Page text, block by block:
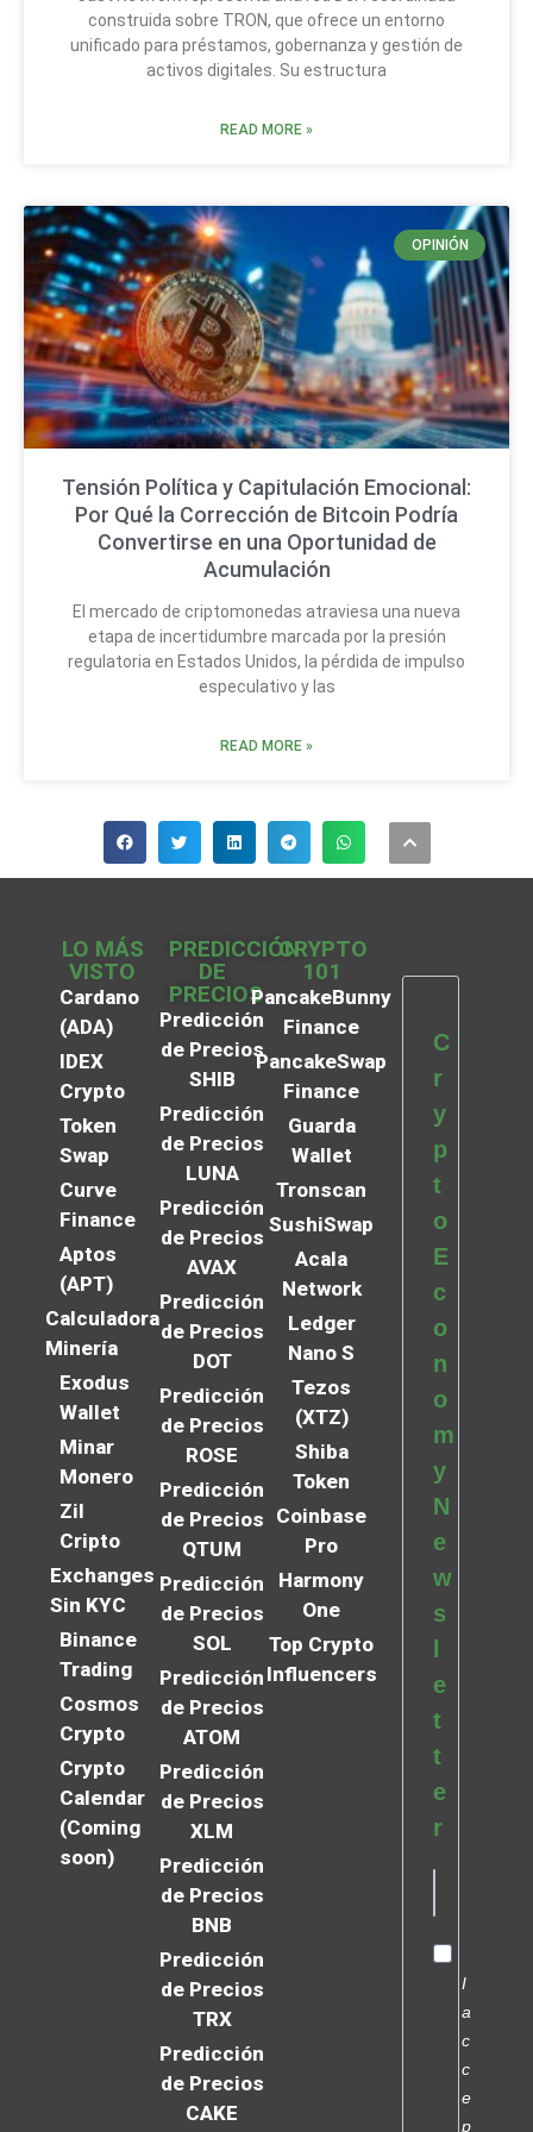
construida sobre TRON, que ofrece un entorno
unificado para préstamos, gobernanza y gestión de
activos digitales. Su estructura
READ MORE »
OPINIÓN
Tensión Política y Capitulación Emocional:
Por Qué la Corrección de Bitcoin Podría
Convertirse en una Oportunidad de
Acumulación
El mercado de criptomonedas atraviesa una nueva
etapa de incertidumbre marcada por la presión
regulatoria en Estados Unidos, la pérdida de impulso
especulativo y las
READ MORE »
LO MÁS
VISTO
Cardano
(ADA)
IDEX
Crypto
Token
Swap
Curve
Finance
Aptos
(APT)
Calculadora
Minería
Exodus
Wallet
Minar
Monero
Zil
Cripto
Exchanges
Sin KYC
Binance
Trading
Cosmos
Crypto
Crypto
Calendar
(Coming
soon)
PREDICCIÓN
DE
PRECIOS
Predicción
de Precios
SHIB
Predicción
de Precios
LUNA
Predicción
de Precios
AVAX
Predicción
de Precios
DOT
Predicción
de Precios
ROSE
Predicción
de Precios
QTUM
Predicción
de Precios
SOL
Predicción
de Precios
ATOM
Predicción
de Precios
XLM
Predicción
de Precios
BNB
Predicción
de Precios
TRX
Predicción
de Precios
CAKE
CRYPTO
101
PancakeBunny
Finance
PancakeSwap
Finance
Guarda
Wallet
Tronscan
SushiSwap
Acala
Network
Ledger
Nano S
Tezos
(XTZ)
Shiba
Token
Coinbase
Pro
Harmony
One
Top Crypto
Influencers
C
r
y
p
t
o
E
c
o
n
o
m
y
N
e
w
s
e
t
t
e
r
I
a
c
c
e
p